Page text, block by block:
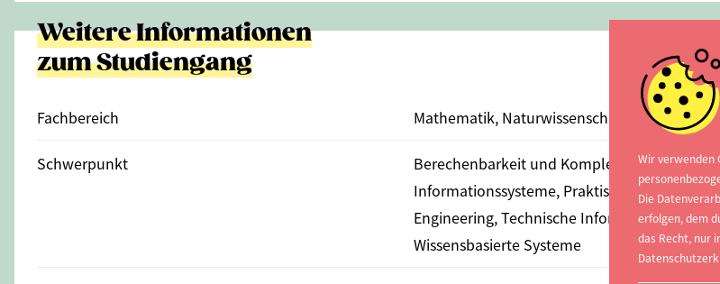
Wir verwenden
Die
erfolgen, dem
das Recht, nur
Weitere Informationen
zum Studiengang
Fachbereich Mathematik, Naturwissenschaften
Schwerpunkt
Berechenbarkeit und Komplexität,
Informationssysteme, Praktische Informatik,
Engineering, Technische Informatik, Verteilte
Wissensbasierte Systeme